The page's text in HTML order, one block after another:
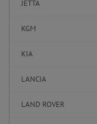
JETTA
KGM
KIA
LANCIA
LAND ROVER